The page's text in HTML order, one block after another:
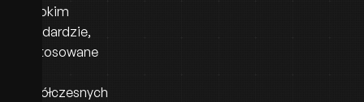
wysokim
standardzie,
dostosowane
współczesnych